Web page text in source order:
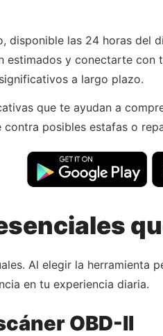
disponible las 24 horas del
y conectarte
a largo plazo.
que te ayudan a
posibles estafas o
Al elegir la
en tu experiencia diaria.
OBD-II